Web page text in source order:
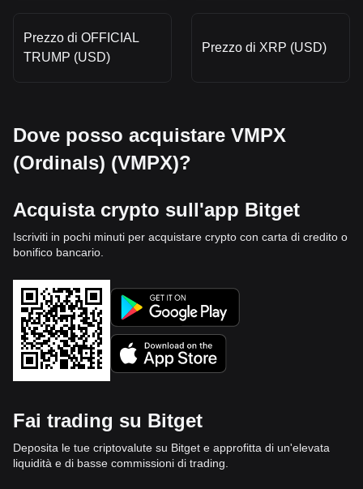
Prezzo di OFFICIAL
TRUMP (USD)
Prezzo di XRP (USD)
Dove posso acquistare VMPX
(Ordinals) (VMPX)?
Acquista crypto sull'app Bitget
Iscriviti in pochi minuti per acquistare crypto con carta di credito o
bonifico bancario.
Fai trading su Bitget
Deposita le tue criptovalute su Bitget e approfitta di un'elevata
liquidità e di basse commissioni di trading.